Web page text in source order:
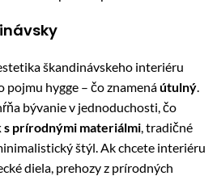
škandinávskeho interiéru
pojmu hygge – čo znamenáútulný
bývanie v jednoduchosti, čo
prírodnými materiálmi , tradičné
štýl. Ak chcete interiéru
diela, prehozy z prírodných